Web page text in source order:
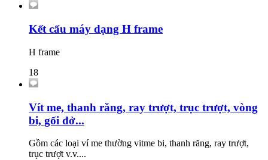
Kết cấu máy dạng H frame
H frame
18
Vít me, thanh răng, ray trượt, trục trượt, vòng
bi, gối đở...
Gồm các loại ví me thường vitme bi, thanh răng, ray trượt,
trục trượt v.v....